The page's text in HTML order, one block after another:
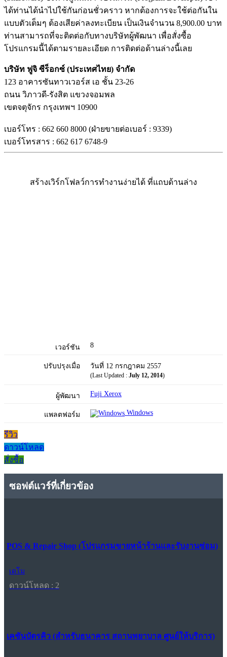
ได้ท่านได้นำไปใช้กันก่อนชั่วคราว หากต้องการจะใช้ต่อกันใน
แบบตัวเต็มๆ ต้องเสียค่าลงทะเบียน เป็นเงินจำนวน 8,900.00 บาท
ท่านสามารถที่จะติดต่อกับทางบริษัทผู้พัฒนา เพื่อสั่งซื้อ
โปรแกรมนี้ได้ตามรายละเอียด การติดต่อด้านล่างนี้เลย
บริษัท ฟูจิ ซีร็อกซ์ (ประเทศไทย) จำกัด
123 อาคารซันทาวเวอร์ส เอ ชั้น 23-26
ถนน วิภาวดี-รังสิต แขวงจอมพล
เขตจตุจักร กรุงเทพฯ 10900
เบอร์โทร : 662 660 8000 (ฝ่ายขายต่อเบอร์ : 9339)
เบอร์โทรสาร : 662 617 6748-9
สร้างเวิร์กโฟลว์การทำงานง่ายได้ ที่แถบด้านล่าง
เวอร์ชัน 8
ปรับปรุงเมื่อ วันที่ 12 กรกฎาคม 2557
(Last Updated : July 12, 2014)
ผู้พัฒนา Fuji Xerox
แพลตฟอร์ม Windows
รีวิว
ดาวน์โหลด
สั่งซื้อ
ซอฟต์แวร์ที่เกี่ยวข้อง
POS & Repair Shop (โปรแกรมขายหน้าร้านและรับงานซ่อม)
เดโม
ดาวน์โหลด : 2
เคชันบัตรคิว (สำหรับธนาคาร สถานพยาบาล ศูนย์ให้บริการ)